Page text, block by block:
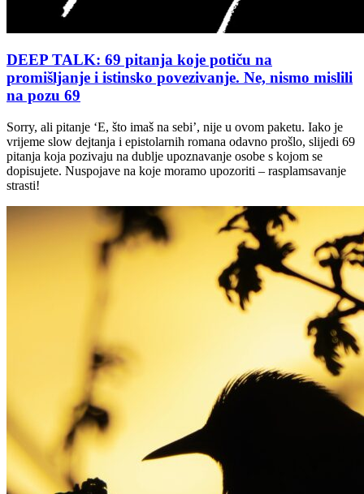
DEEP TALK: 69 pitanja koje potiču na
promišljanje i istinsko povezivanje. Ne, nismo mislili
na pozu 69
Sorry, ali pitanje ‘E, što imaš na sebi’, nije u ovom paketu. Iako je
vrijeme slow dejtanja i epistolarnih romana odavno prošlo, slijedi 69
pitanja koja pozivaju na dublje upoznavanje osobe s kojom se
dopisujete. Nuspojave na koje moramo upozoriti – rasplamsavanje
strasti!